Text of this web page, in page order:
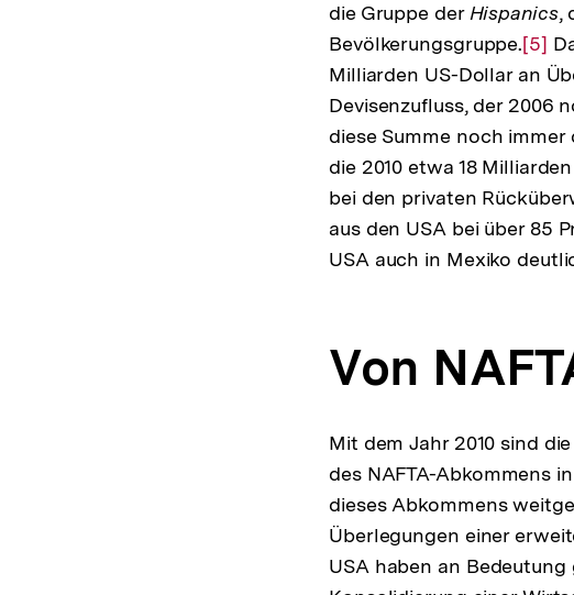
die Gruppe derHispanics,
Bevölkerungsgruppe.Zur
der
[5]
Milliarden US-Dollar an
Devisenzufluss, der 2006
diese Summe noch
die 2010 etwa 18
bei den privaten
aus den USA bei über 85
USA auch in Mexiko
Von
Mit dem Jahr 2010 sind
des NAFTA-Abkommens
dieses Abkommens
Überlegungen einer
USA haben an